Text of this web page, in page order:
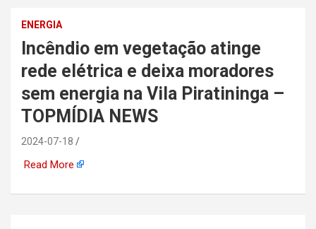
tecnologia, indústria
automotiva, mineração,
indústria naval, etc
ENERGIA
Incêndio em vegetação atinge
rede elétrica e deixa moradores
sem energia na Vila Piratininga –
TOPMÍDIA NEWS
2024-07-18
Read More